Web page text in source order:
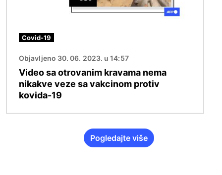
Covid-19
Objavljeno 30. 06. 2023. u 14:57
Video sa otrovanim kravama nema
nikakve veze sa vakcinom protiv
kovida-19
Pogledajte više